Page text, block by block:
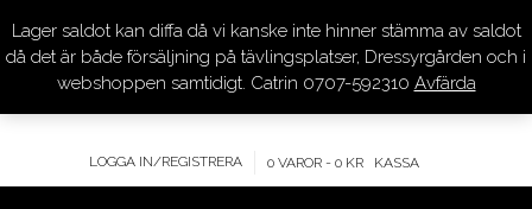
DRESSYR.COM
KVALITET – KOMPETENS – SERVICE
LOGGA IN/REGISTRERA 0 VAROR - 0 KR KASSA
Lager saldot kan diffa då vi kanske inte hinner stämma av saldot
då det är både försäljning på tävlingsplatser, Dressyrgården och i
webshoppen samtidigt. Catrin 0707-592310 Avfärda